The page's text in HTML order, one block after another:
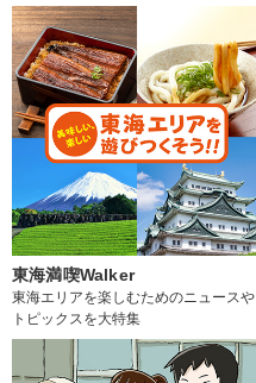
東海満喫Walker
東海エリアを楽しむためのニュースや
トピックスを大特集